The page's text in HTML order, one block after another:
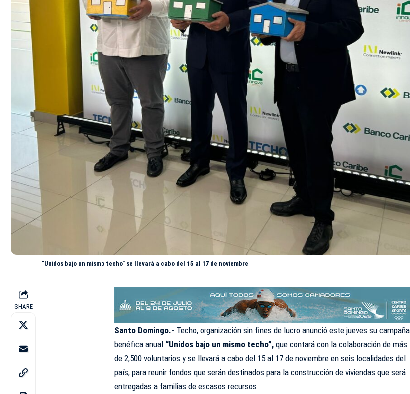
"Unidos bajo un mismo techo" se llevará a cabo del 15 al 17 de noviembre
SHARE
Santo Domingo.- Techo, organización sin fines de lucro anunció este jueves su campaña
benéfica anual “Unidos bajo un mismo techo”,que contará con la colaboración de más
de 2,500 voluntarios y se llevará a cabo del 15 al 17 de noviembre en seis localidades del
país, para reunir fondos que serán destinados para la construcción de viviendas que será
entregadas a familias de escasos recursos.